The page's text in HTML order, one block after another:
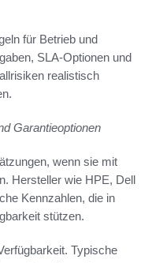
für Betrieb und
SLA-Optionen und
realistisch
Garantieoptionen
wenn sie mit
Hersteller wie HPE, Dell
Kennzahlen, die in
stützen.
Typische